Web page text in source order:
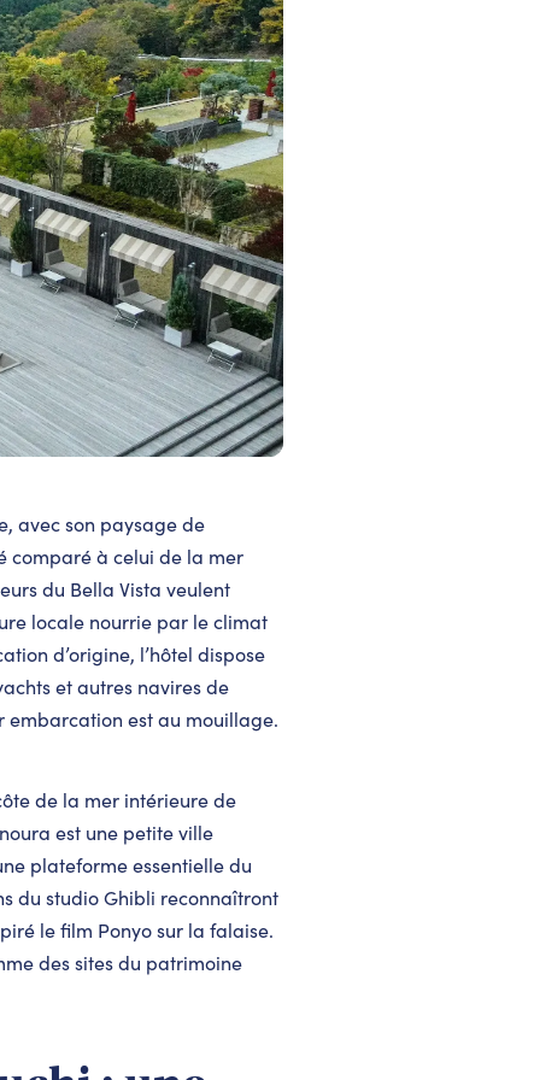
avec son paysage de
comparé à celui de la mer
du Bella Vista veulent
locale nourrie par le climat
d’origine, l’hôtel dispose
et autres navires de
embarcation est au mouillage.
de la mer intérieure de
est une petite ville
plateforme essentielle du
du studio Ghibli reconnaîtront
le film Ponyo sur la falaise.
des sites du patrimoine